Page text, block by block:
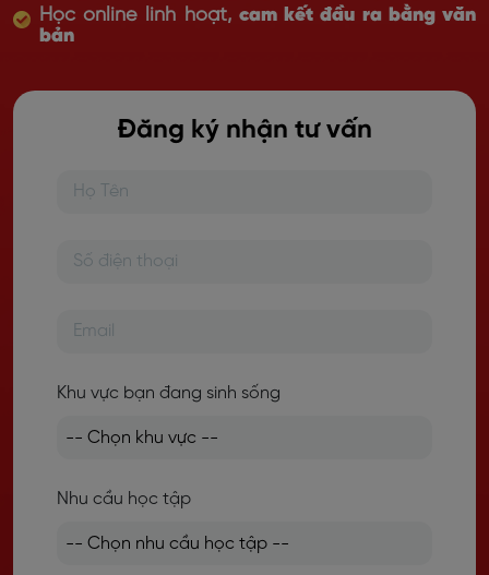
Học online linh hoạt, cam kết đầu ra bằng văn
bản
Đăng ký nhận tư vấn
Khu vực bạn đang sinh sống
Nhu cầu học tập